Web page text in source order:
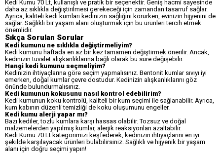
Kedi Kumu 70 Lt, kullanışlı ve pratik bir seçenektir. Geniş hacmi sayesinde
daha az sıklıkla değiştirilmesi gerekeceği için zamandan tasarruf sağlar.
Ayrıca, kaliteli kedi kumları kedinizin sağlığını korurken, evinizin hijyenini de
sağlar. Sağlıklı bir yaşam alanı oluşturmak için bu ürünleri tercih etmek
önemlidir.
Sıkça Sorulan Sorular
Kedi kumunu ne sıklıkla değiştirmeliyim?
Kedi kumunu haftada en az bir kez tamamen değiştirmek önerilir. Ancak,
kedinizin tuvalet alışkanlıklarına bağlı olarak bu süre değişebilir.
Hangi kedi kumunu seçmeliyim?
Kedinizin ihtiyaçlarına göre seçim yapmalısınız. Bentonit kumlar sıvıyı iyi
emerken, doğal kumlar çevre dostudur. Kedinizin alışkanlıklarını göz
önünde bulundurmalısınız.
Kedi kumunun kokusunu nasıl kontrol edebilirim?
Kedi kumunun koku kontrolü, kaliteli bir kum seçimi ile sağlanabilir. Ayrıca,
kum kabının düzenli temizliği de koku oluşumunu engeller.
Kedi kumu alerji yapar mı?
Bazı kediler, tozlu kumlara karşı hassas olabilir. Tozsuz ve doğal
malzemelerden yapılmış kumlar, alerjik reaksiyonları azaltabilir.
Kedi Kumu 70 Lt kategorimizi keşfederek, kedinizin ihtiyaçlarını en iyi
şekilde karşılayacak ürünleri bulabilirsiniz. Sağlıklı ve hijyenik bir yaşam
alanı için doğru seçimi yapın!